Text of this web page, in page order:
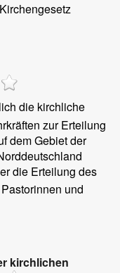
die kirchliche
zur Erteilung
dem Gebiet der
die Erteilung des
und
kirchlichen